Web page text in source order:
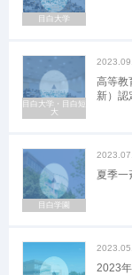
目白大学
高等教
新）認
目白大学・目白短
大
夏季一
目白学園
2023